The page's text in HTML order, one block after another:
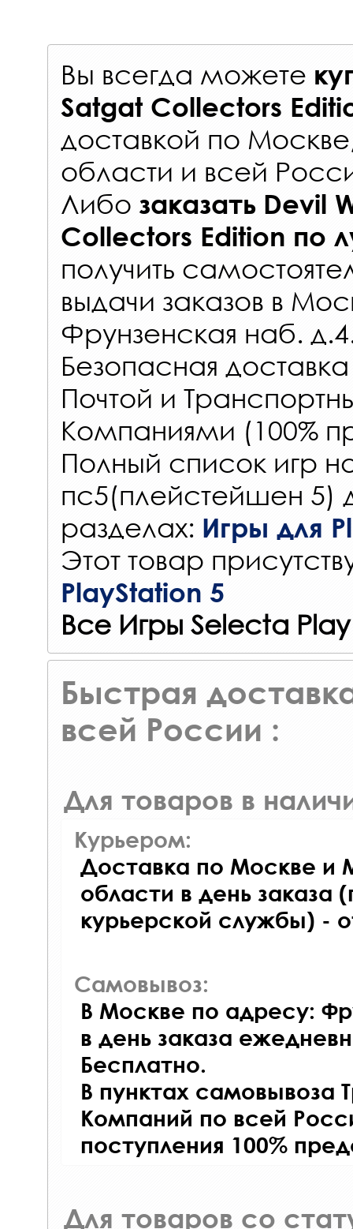
Вы всегда можете
Satgat Collectors
доставкой по
области и всей
Либо заказать Devil
Collectors Edition по
получить
выдачи заказов в
Фрунзенская наб.
Безопасная
Почтой и
Компаниями (100%
Полный список игр
пс5(плейстейшен 5)
разделах: Игры для
Этот товар
PlayStation 5
Все Игры Selecta Play
Быстрая
всей России :
Для товаров в
Курьером:
Доставка по Москве и
области в день заказа
курьерской службы) -
Самовывоз:
В Москве по адресу:
в день заказа
Бесплатно.
В пунктах самовывоза
Компаний по всей
поступления 100%
Для товаров со